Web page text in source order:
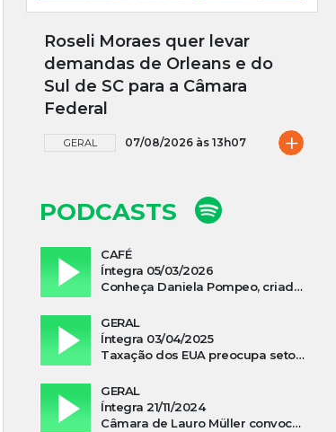
Roseli Moraes quer levar
demandas de Orleans e do
Sul de SC para a Câmara
Federal
GERAL 07/08/2026 às 13h07 +
PODCASTS
CAFÉ
Íntegra 05/03/2026
Conheça Daniela Pompeo, criadora do podcast “Vivi e Aprendi”, que estreia neste sábado
GERAL
Íntegra 03/04/2025
Taxação dos EUA preocupa setor madeireiro de SC
GERAL
Íntegra 21/11/2024
Câmara de Lauro Müller convoca prefeita para esclarecer falta d’água no Guatá